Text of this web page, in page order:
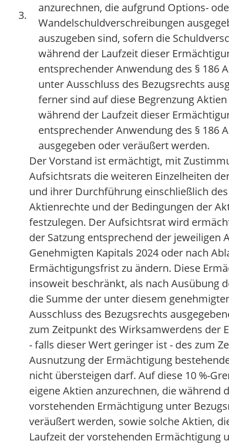
3.
anzurechnen, die aufgrund Options-
Wandelschuldverschreibungen
auszugeben sind, sofern die
während der Laufzeit dieser
entsprechender Anwendung des § 186
unter Ausschluss des Bezugsrechts
ferner sind auf diese Begrenzung
während der Laufzeit dieser
entsprechender Anwendung des § 186
ausgegeben oder veräußert werden.
Der Vorstand ist ermächtigt, mit
Aufsichtsrats die weiteren Einzelheiten
und ihrer Durchführung einschließlich
Aktienrechte und der Bedingungen der
festzulegen. Der Aufsichtsrat wird
der Satzung entsprechend der jeweiligen
Genehmigten Kapitals 2024 oder nach
Ermächtigungsfrist zu ändern. Diese
insoweit beschränkt, als nach Ausübung
die Summe der unter diesem
Ausschluss des Bezugsrechts
zum Zeitpunkt des Wirksamwerdens der
- falls dieser Wert geringer ist - des zum
Ausnutzung der Ermächtigung
nicht übersteigen darf. Auf diese 10 %-
eigene Aktien anzurechnen, die während
vorstehenden Ermächtigung unter
veräußert werden, sowie solche Aktien,
Laufzeit der vorstehenden Ermächtigung